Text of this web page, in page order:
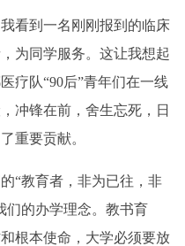
看到一名刚刚报到的临床
为同学服务。这让我想起
疗队“90后”青年们在一线
冲锋在前，舍生忘死，日
重要贡献。
“教育者，非为已往，非
们的办学理念。教书育
根本使命，大学必须要放